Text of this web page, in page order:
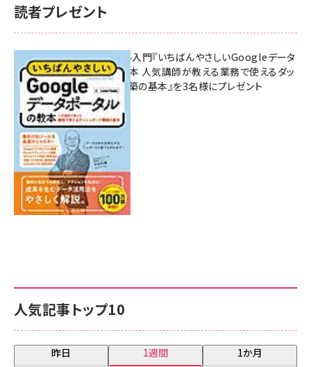
人気記事トップ10
昨日 1週間 1か月
読者プレゼント
無料BIツール入門『いちばんやさしいGoogleデータ
ポータルの教本 人気講師が教える業務で使えるダッ
シュボード構築の基本』を3名様にプレゼント
7月31日 10:00